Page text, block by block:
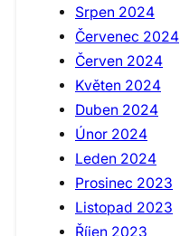
Srpen 2024
Červenec 2024
Červen 2024
Květen 2024
Duben 2024
Únor 2024
Leden 2024
Prosinec 2023
Listopad 2023
Říjen 2023